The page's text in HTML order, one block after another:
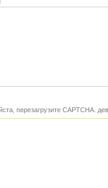
перезагрузите CAPTCHA.